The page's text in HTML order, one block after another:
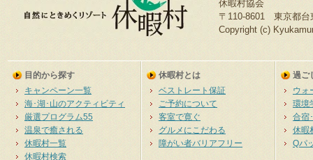
休暇村協会
〒110-8601 東京都台
Copyright (c)
目的から探す
キャンペーン一覧
海･湖･山のアクティビティ
厳選プログラム55
温泉で癒される
休暇村一覧
休暇村検索
休暇村とは
ベストレート保証
ご予約について
客室で寛ぐ
グルメにこだわる
障がい者バリアフリー
過ご
ウォ
環境
合宿
休暇
Qパ